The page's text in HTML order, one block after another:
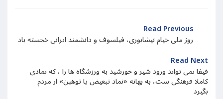
Read Previous
روز ملی خیام نیشابوری، فیلسوف و دانشمند ایرانی خجسته باد
Read Next
فیفا نمی تواند ورود شیر و خورشید به ورزشگاه ها را ، که نمادی
کاملا فرهنگی ست، به بهانه «نماد تبعیض یا توهین» از مردم
بگیرد